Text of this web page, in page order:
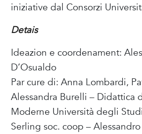
iniziative dal Consorzi
Detais
Ideazion e coordenament:
D’Osualdo
Par cure di: Anna Lombardi,
Alessandra Burelli – Didattica
Moderne Università degli
Serling soc. coop –